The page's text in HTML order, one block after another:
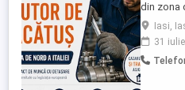
din zona
Iasi,
31 iulie